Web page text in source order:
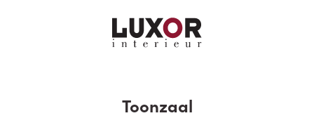
Toonzaal